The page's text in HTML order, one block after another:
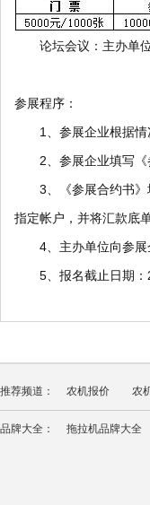
论坛会议：主办单位
参展程序：
1、参展企业根据情
2、参展企业填写《
3、《参展合约书》
指定帐户，并将汇款底
4、主办单位向参展
5、报名截止日期：
推荐频道： 农机报价 农
品牌大全： 拖拉机品牌大全